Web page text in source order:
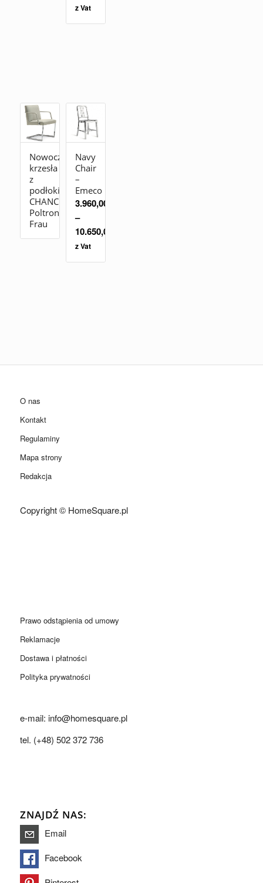
z Vat
Nowoczesne
krzesła
z
podłokietnikami
CHANCELLOR_CONFERENCE
Poltrona
Frau
Navy
Chair
–
Emeco
3.960,00
–
10.650,00
z Vat
O nas
Kontakt
Regulaminy
Mapa strony
Redakcja
Copyright © HomeSquare.pl
Prawo odstąpienia od umowy
Reklamacje
Dostawa i płatności
Polityka prywatności
e-mail: info@homesquare.pl
tel. (+48) 502 372 736
ZNAJDŹ NAS:
Email
Facebook